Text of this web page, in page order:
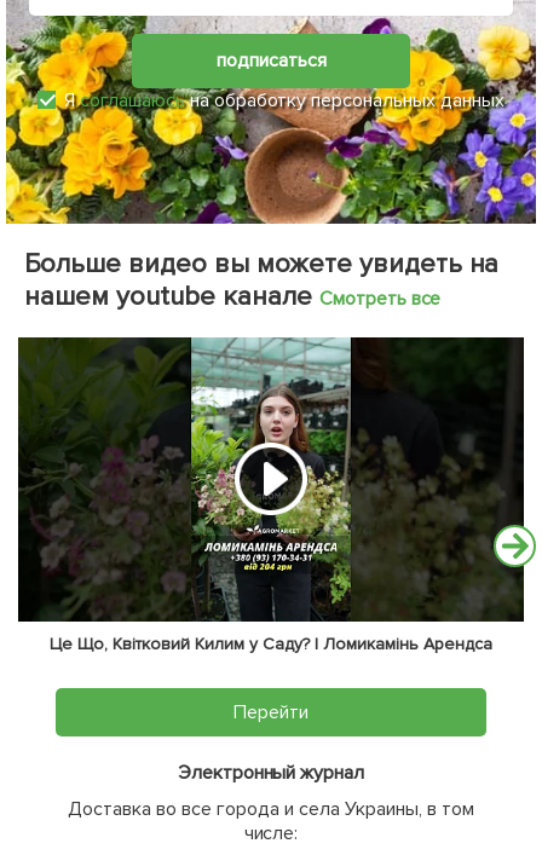
подписаться
Ясоглашаюсьна обработку персональных данных
Больше видео вы можете увидеть на
нашем youtube канале Смотреть все
Це Що, Квітковий Килим у Саду? | Ломикамінь Арендса
Перейти
Электронный журнал
Доставка во все города и села Украины, в том
числе: